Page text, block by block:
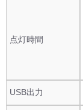
点灯時間
USB出力